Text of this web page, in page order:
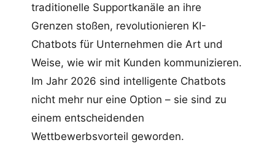
traditionelle Supportkanäle an ihre
Grenzen stoßen, revolutionieren KI-
Chatbots für Unternehmen die Art und
Weise, wie wir mit Kunden kommunizieren.
Im Jahr 2026 sind intelligente Chatbots
nicht mehr nur eine Option – sie sind zu
einem entscheidenden
Wettbewerbsvorteil geworden.